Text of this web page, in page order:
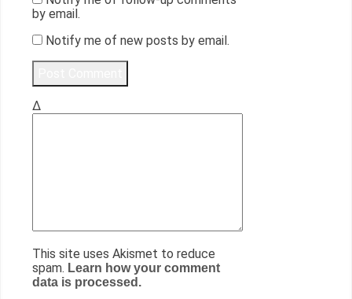
by email.
Notify me of new posts by email.
Δ
This site uses Akismet to reduce
spam. Learn how your comment
data is processed.